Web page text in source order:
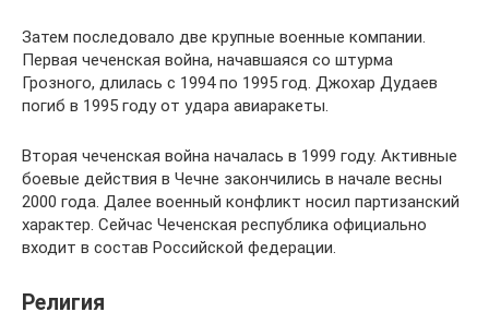
Затем последовало две крупные военные компании.
Первая чеченская война, начавшаяся со штурма
Грозного, длилась с 1994 по 1995 год. Джохар Дудаев
погиб в 1995 году от удара авиаракеты.
Вторая чеченская война началась в 1999 году. Активные
боевые действия в Чечне закончились в начале весны
2000 года. Далее военный конфликт носил партизанский
характер. Сейчас Чеченская республика официально
входит в состав Российской федерации.
Религия